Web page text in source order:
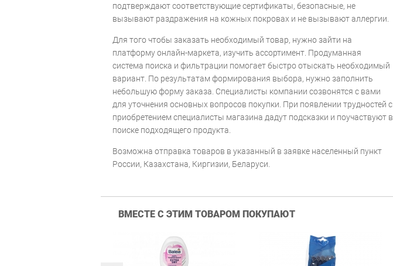
подтверждают соответствующие сертификаты, безопасные, не
вызывают раздражения на кожных покровах и не вызывают аллергии.
Для того чтобы заказать необходимый товар, нужно зайти на
платформу онлайн-маркета, изучить ассортимент. Продуманная
система поиска и фильтрации помогает быстро отыскать необходимый
вариант. По результатам формирования выбора, нужно заполнить
небольшую форму заказа. Специалисты компании созвонятся с вами
для уточнения основных вопросов покупки. При появлении трудностей с
приобретением специалисты магазина дадут подсказки и поучаствуют в
поиске подходящего продукта.
Возможна отправка товаров в указанный в заявке населенный пункт
России, Казахстана, Киргизии, Беларуси.
ВМЕСТЕ С ЭТИМ ТОВАРОМ ПОКУПАЮТ